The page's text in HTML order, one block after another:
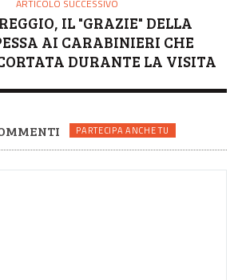
ARTICOLO SUCCESSIVO
IL "GRAZIE" DELLA
AI CARABINIERI CHE
DURANTE LA VISITA
PARTECIPA ANCHE TU